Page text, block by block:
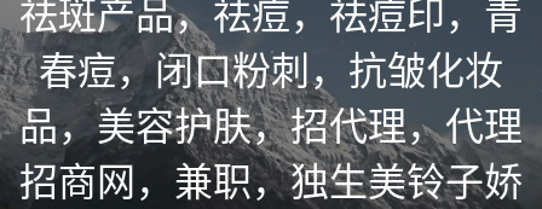
祛斑产品，祛痘，祛痘印，青
春痘，闭口粉刺，抗皱化妆
品，美容护肤，招代理，代理
招商网，兼职，独生美铃子娇